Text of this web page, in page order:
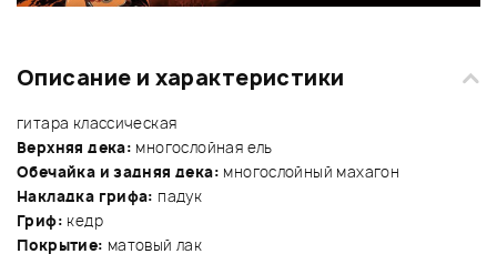
Описание и характеристики
гитара классическая
Верхняя дека: многослойная ель
Обечайка и задняя дека: многослойный махагон
Накладка грифа: падук
Гриф: кедр
Покрытие: матовый лак